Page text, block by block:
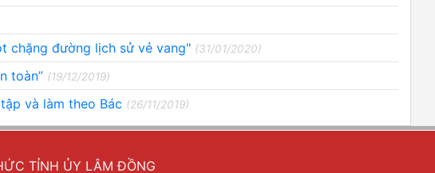
chặng đường lịch sử vẻ vang" (31/01/2020)
toàn” (19/12/2019)
và làm theo Bác (26/11/2019)
TỈNH ỦY LÂM ĐỒNG